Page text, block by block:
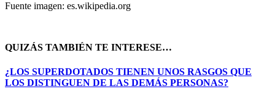
Fuente imagen: es.wikipedia.org
QUIZÁS TAMBIÉN TE INTERESE…
¿LOS SUPERDOTADOS TIENEN UNOS RASGOS QUE
LOS DISTINGUEN DE LAS DEMÁS PERSONAS?